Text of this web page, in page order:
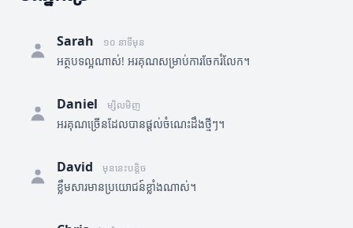
Sarah ១០ នាទីមុន
អត្ថបទល្អណាស់! អរគុណសម្រាប់ការចែករំលែក។
Daniel ម្សិលមិញ
អរគុណច្រើនដែលបានផ្តល់ចំណេះដឹងថ្មីៗ។
David មុននេះបន្តិច
ខ្លឹមសារមានប្រយោជន៍ខ្លាំងណាស់។